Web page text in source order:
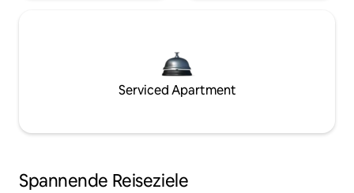
Serviced Apartment
Spannende Reiseziele